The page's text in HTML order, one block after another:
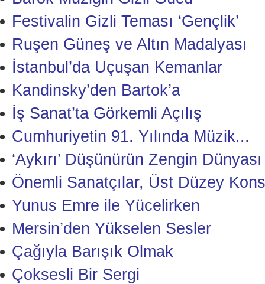
Festivalin Gizli Teması ‘Gençlik’
Ruşen Güneş ve Altın Madalyası
İstanbul’da Uçuşan Kemanlar
Kandinsky’den Bartok’a
İş Sanat’ta Görkemli Açılış
Cumhuriyetin 91. Yılında Müzik...
‘Aykırı’ Düşünürün Zengin Dünyası
Önemli Sanatçılar, Üst Düzey
Yunus Emre ile Yücelirken
Mersin’den Yükselen Sesler
Çağıyla Barışık Olmak
Çoksesli Bir Sergi